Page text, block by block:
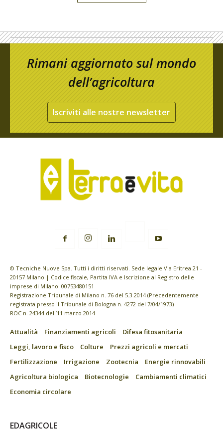
Rimani aggiornato sul mondo
dell’agricoltura
Iscriviti alle nostre newsletter
© Tecniche Nuove Spa. Tutti i diritti riservati. Sede legale Via Eritrea 21 -
20157 Milano | Codice fiscale, Partita IVA e Iscrizione al Registro delle
imprese di Milano: 00753480151
Registrazione Tribunale di Milano n. 76 del 5.3.2014 (Precedentemente
registrata presso il Tribunale di Bologna n. 4272 del 7/04/1973)
ROC n. 24344 dell’11 marzo 2014
Attualità Finanziamenti agricoli
Difesa fitosanitaria
Leggi, lavoro e fisco
Colture
Prezzi agricoli e mercati
Fertilizzazione
Irrigazione Zootecnia
Energie rinnovabili
Agricoltura biologica
Biotecnologie
Cambiamenti climatici
Economia circolare
EDAGRICOLE